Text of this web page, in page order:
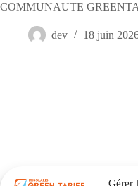
Gérer
COMMUNAUTE
dev 18 juin